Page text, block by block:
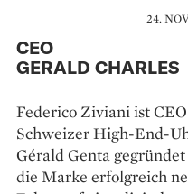
24.
CEO
GERALD CHARLES
Federico Ziviani ist
Schweizer High-End-
Gérald Genta
die Marke erfolgreich